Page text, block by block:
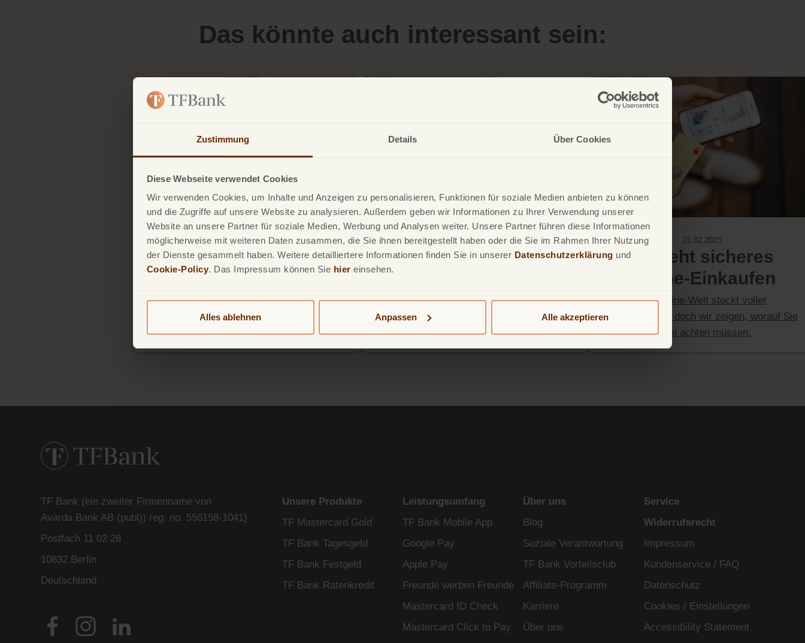
Zustimmung Details Über Cookies
Diese Webseite verwendet Cookies
Wir verwenden Cookies, um Inhalte und Anzeigen zu personalisieren, Funktionen für soziale Medien anbieten zu können
und die Zugriffe auf unsere Website zu analysieren. Außerdem geben wir Informationen zu Ihrer Verwendung unserer
Website an unsere Partner für soziale Medien, Werbung und Analysen weiter. Unsere Partner führen diese Informationen
möglicherweise mit weiteren Daten zusammen, die Sie ihnen bereitgestellt haben oder die Sie im Rahmen Ihrer Nutzung
der Dienste gesammelt haben. Weitere detailliertere Informationen finden Sie in unserer Datenschutzerklärung und
Cookie-Policy. Das Impressum können Sie hier einsehen.
Alles ablehnen Anpassen Alle akzeptieren
Das könnte auch interessant sein:
23.11.2022
Vorsicht vor
Internetbetrug
Wir zeigen Ihnen, wie Sie Betrüger
erkennen und dagegen vorgehen können.
30.11.2022
Ratenzahlung mit
Erfahren Sie hier, wie Sie Ihre Kreditkarte
für flexible Ratenzahlungen nutzen
können.
21.02.2023
So geht sicheres
Online-Einkaufen
Die Online-Welt steckt voller
Möglichkeiten, doch wir zeigen, worauf Sie
dabei achten müssen.
TF Bank (ein zweiter Firmenname von
Avarda Bank AB (publ)) reg. no. 556158-1041)
Postfach 11 02 28
10832 Berlin
Deutschland
Unsere Produkte
TF Mastercard Gold
TF Bank Tagesgeld
TF Bank Festgeld
TF Bank Ratenkredit
Leistungsumfang
TF Bank Mobile App
Google Pay
Apple Pay
Freunde werben Freunde
Mastercard ID Check
Mastercard Click to Pay
Über uns
Blog
Soziale Verantwortung
TF Bank Vorteilsclub
Affiliate-Programm
Karriere
Über uns
Service
Widerrufsrecht
Impressum
Kundenservice / FAQ
Datenschutz
Cookies / Einstellungen
Accessibility Statement